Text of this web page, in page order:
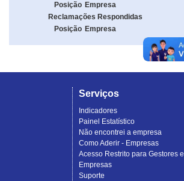
Posição Empresa
Reclamações Respondidas
Posição Empresa
Serviços
Indicadores
Painel Estatístico
Não encontrei a empresa
Como Aderir - Empresas
Acesso Restrito para Gestores e
Empresas
Suporte